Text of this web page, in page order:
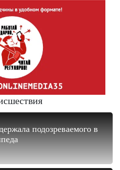
подозреваемого в